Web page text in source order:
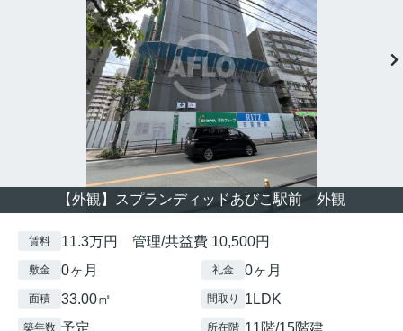
【外観】スプランディッドあびこ駅前 外観
賃料 11.3万円 管理/共益費 10,500円
敷金 0ヶ月 礼金 0ヶ月
面積 33.00㎡ 間取り 1LDK
築年数 所在階